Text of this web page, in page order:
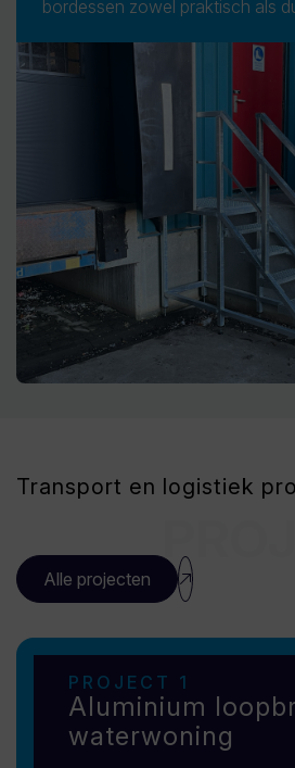
bordessen zowel praktisch als
Transport en logistiek
Alle projecten
PROJECT 1
Aluminium
waterwoning